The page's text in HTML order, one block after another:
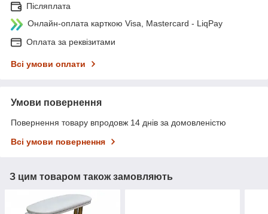
Післяплата
Онлайн-оплата карткою Visa, Mastercard - LiqPay
Оплата за реквізитами
Всі умови оплати
Умови повернення
Повернення товару впродовж 14 днів за домовленістю
Всі умови повернення
З цим товаром також замовляють